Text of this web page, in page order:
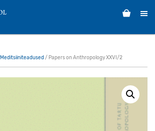
Meditsiiniteadused / Papers on Anthropology XXVI/2